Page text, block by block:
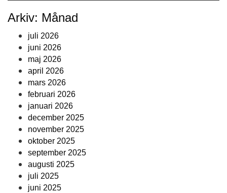
Arkiv: Månad
juli 2026
juni 2026
maj 2026
april 2026
mars 2026
februari 2026
januari 2026
december 2025
november 2025
oktober 2025
september 2025
augusti 2025
juli 2025
juni 2025